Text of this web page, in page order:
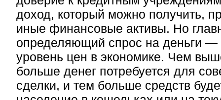
доход, который можно получить,
иные финансовые активы. Но
определяющий спрос на деньги —
уровень цен в экономике. Чем
больше денег потребуется для
сделки, и тем больше средств